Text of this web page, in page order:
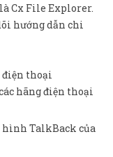
Cx File Explorer.
hướng dẫn chi
điện thoại
hãng điện thoại
TalkBack của